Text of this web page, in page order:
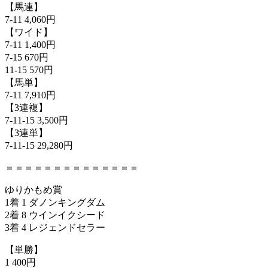
【馬連】
7-11 4,060円
【ワイド】
7-11 1,400円
7-15 670円
11-15 570円
【馬単】
7-11 7,910円
【3連複】
7-11-15 3,500円
【3連単】
7-11-15 29,280円
＝＝＝＝＝＝＝＝＝＝＝＝＝＝
ゆりかもめ賞
1着 1 ダノンキングダム
2着 8 ウインイクシード
3着 4 レジェンドセラー
【単勝】
1 400円